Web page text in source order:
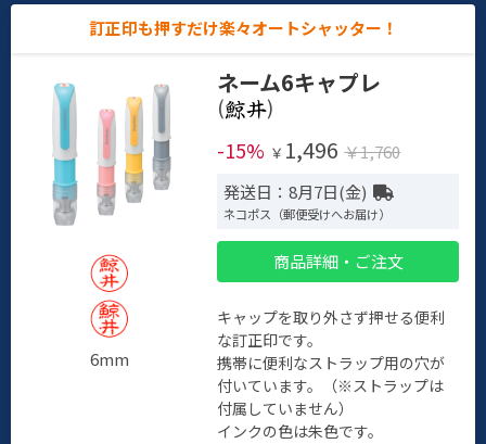
訂正印も押すだけ楽々オートシャッター！
6mm
ネーム6キャプレ
(
)
-15% ￥ 1,496 ￥1,760
発送日：8月7日(金)
ネコポス（郵便受けへお届け）
商品詳細・ご注文
キャップを取り外さず押せる便利
な訂正印です。
携帯に便利なストラップ用の穴が
付いています。（※ストラップは
付属していません）
インクの色は朱色です。